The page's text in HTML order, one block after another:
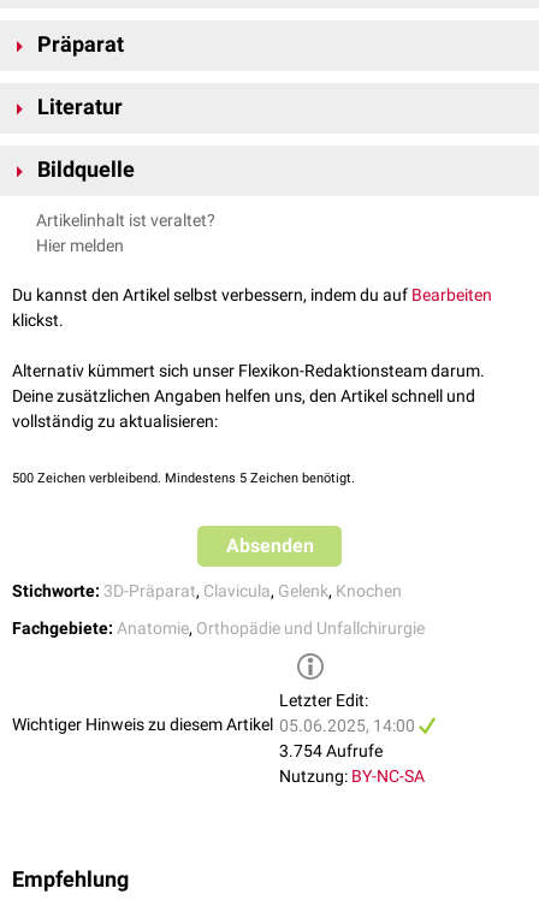
Incisurae claviculares sterni
sternalis bezeichnet man als
Extremitas sternalis befindet sich die
Präparat
Literatur
Bildquelle
Präparat freundlicherweise zur Verfügung gestellt durch die
Anatomie der Uni Köln
Artikelinhalt ist veraltet?
Hier melden
Du kannst den Artikel selbst verbessern, indem du auf Bearbeiten
klickst.
Alternativ kümmert sich unser Flexikon-Redaktionsteam darum.
Deine zusätzlichen Angaben helfen uns, den Artikel schnell und
vollständig zu aktualisieren:
500 Zeichen verbleibend. Mindestens 5 Zeichen benötigt.
Absenden
Stichworte: 3D-Präparat, Clavicula, Gelenk, Knochen
Fachgebiete: Anatomie, Orthopädie und Unfallchirurgie
Wichtiger Hinweis zu diesem Artikel
Letzter Edit:
05.06.2025, 14:00
3.754 Aufrufe
Nutzung: BY-NC-SA
Empfehlung